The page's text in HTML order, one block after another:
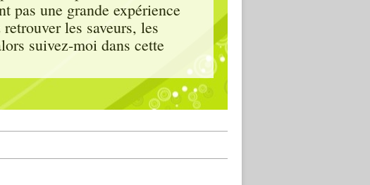
pas une grande expérience
les saveurs, les
suivez-moi dans cette